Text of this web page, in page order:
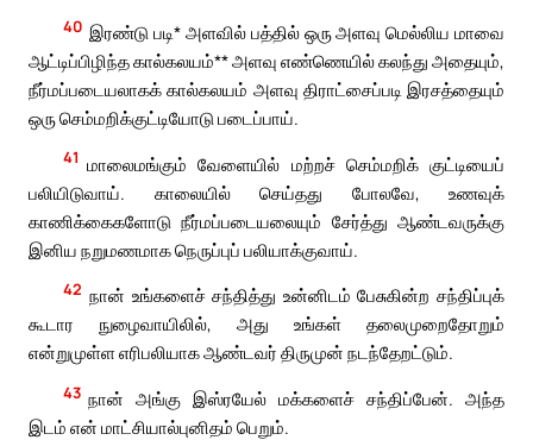
40 இரண்டு படி* அளவில் பத்தில் ஒரு அளவு மெல்லிய மாவை
ஆட்டிப்பிழிந்த கால்கலயம்** அளவு எண்ணெயில் கலந்து அதையும்,
நீர்மப்படையலாகக் கால்கலயம் அளவு திராட்சைப்படி இரசத்தையும்
ஒரு செம்மறிக்குட்டியோடு படைப்பாய்.
41 மாலைமங்கும் வேளையில் மற்றச் செம்மறிக் குட்டியைப்
பலியிடுவாய். காலையில் செய்தது போலவே, உணவுக்
காணிக்கைகளோடு நீர்மப்படையலையும் சேர்த்து ஆண்டவருக்கு
இனிய நறுமணமாக நெருப்புப் பலியாக்குவாய்.
42 நான் உங்களைச் சந்தித்து உன்னிடம் பேசுகின்ற சந்திப்புக்
கூடார நுழைவாயிலில், அது உங்கள் தலைமுறைதோறும்
என்றுமுள்ள எரிபலியாக ஆண்டவர் திருமுன் நடந்தேறட்டும்.
43 நான் அங்கு இஸ்ரயேல் மக்களைச் சந்திப்பேன். அந்த
இடம் என் மாட்சியால்புனிதம் பெறும்.